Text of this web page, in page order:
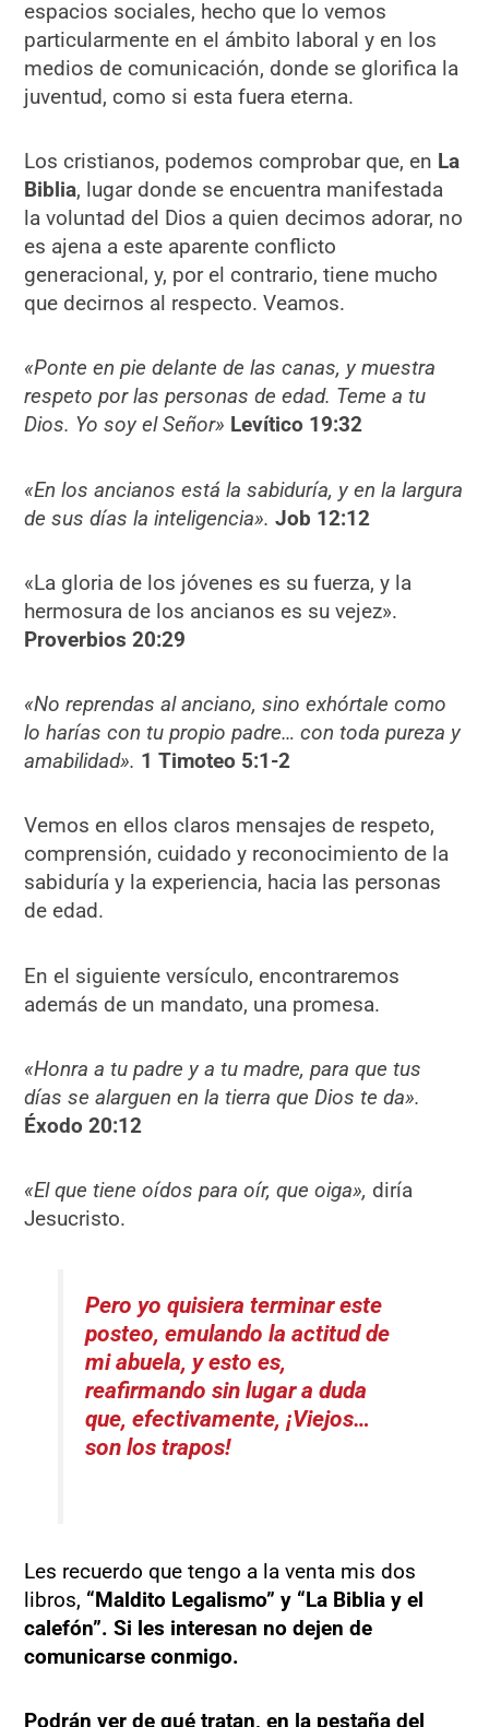
espacios sociales, hecho que lo vemos
particularmente en el ámbito laboral y en los
medios de comunicación, donde se glorifica la
juventud, como si esta fuera eterna.
Los cristianos, podemos comprobar que, en La
Biblia, lugar donde se encuentra manifestada
la voluntad del Dios a quien decimos adorar, no
es ajena a este aparente conflicto
generacional, y, por el contrario, tiene mucho
que decirnos al respecto. Veamos.
«Ponte en pie delante de las canas, y muestra
respeto por las personas de edad. Teme a tu
Dios. Yo soy el Señor» Levítico 19:32
«En los ancianos está la sabiduría, y en la largura
de sus días la inteligencia». Job 12:12
«La gloria de los jóvenes es su fuerza, y la
hermosura de los ancianos es su vejez».
Proverbios 20:29
«No reprendas al anciano, sino exhórtale como
lo harías con tu propio padre… con toda pureza y
amabilidad». 1 Timoteo 5:1-2
Vemos en ellos claros mensajes de respeto,
comprensión, cuidado y reconocimiento de la
sabiduría y la experiencia, hacia las personas
de edad.
En el siguiente versículo, encontraremos
además de un mandato, una promesa.
«Honra a tu padre y a tu madre, para que tus
días se alarguen en la tierra que Dios te da».
Éxodo 20:12
«El que tiene oídos para oír, que oiga», diría
Jesucristo.
Pero yo quisiera terminar este
posteo, emulando la actitud de
mi abuela, y esto es,
reafirmando sin lugar a duda
que, efectivamente, ¡Viejos…
son los trapos!
Les recuerdo que tengo a la venta mis dos
libros, “Maldito Legalismo” y “La Biblia y el
calefón”. Si les interesan no dejen de
comunicarse conmigo.
Podrán ver de qué tratan, en la pestaña del